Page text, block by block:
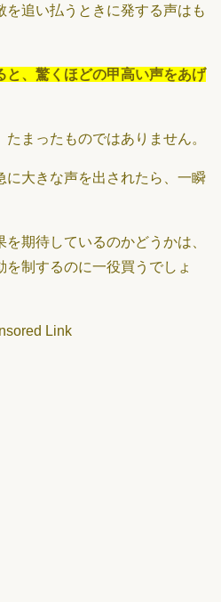
を追い払うときに発する声はも
と、驚くほどの甲高い声をあげ
まったものではありません。
に大きな声を出されたら、一瞬
期待しているのかどうかは、
制するのに一役買うでしょ
Link